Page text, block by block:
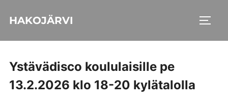
HAKOJÄRVI
Ystävädisco koululaisille pe
13.2.2026 klo 18-20 kylätalolla